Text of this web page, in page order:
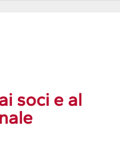
soci e al